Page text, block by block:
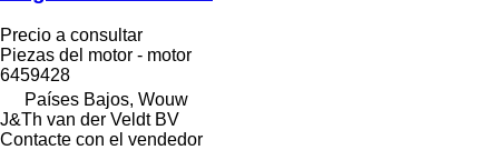
Precio a consultar
Piezas del motor - motor
6459428
Países Bajos, Wouw
J&Th van der Veldt BV
Contacte con el vendedor